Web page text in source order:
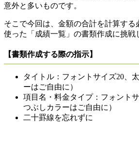
意外と多いものです。
そこで今回は、金額の合計を計算する
使った
「成績一覧」 の書類作成に挑戦
【書類作成する際の指示】
タイトル：フォントサイズ20、
ーはご自由に）
項目名・料金タイプ：フォント
つぶしカラーはご自由に）
二十罫線を忘れずに